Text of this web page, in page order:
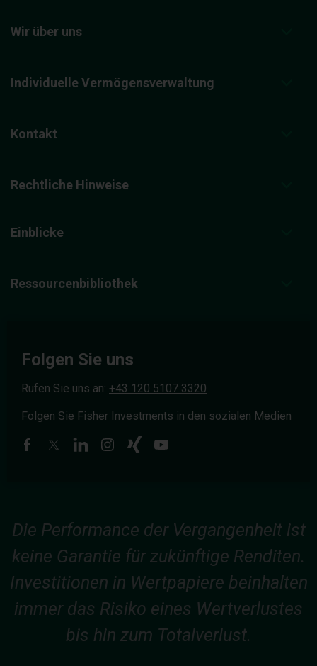
Wir über uns
Individuelle Vermögensverwaltung
Kontakt
Rechtliche Hinweise
Einblicke
Ressourcenbibliothek
Folgen Sie uns
Rufen Sie uns an: +43 120 5107 3320
Folgen Sie Fisher Investments in den sozialen Medien
Die Performance der Vergangenheit ist
keine Garantie für zukünftige Renditen.
Investitionen in Wertpapiere beinhalten
immer das Risiko eines Wertverlustes
bis hin zum Totalverlust.